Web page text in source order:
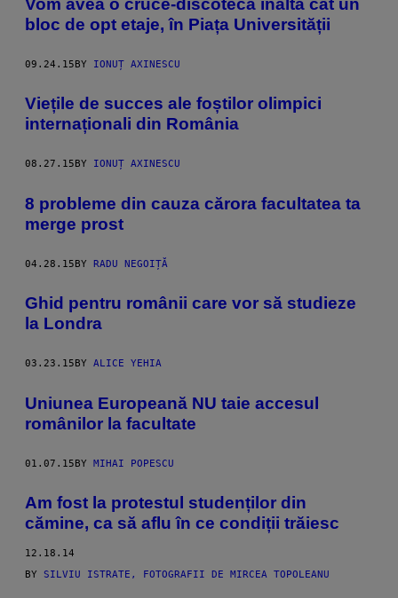
Vom avea o cruce-discotecă înaltă cât un
bloc de opt etaje, în Piața Universității
09.24.15BY IONUȚ AXINESCU
Viețile de succes ale foștilor olimpici
internaționali din România
08.27.15 BY IONUȚ AXINESCU
8 probleme din cauza cărora facultatea ta
merge prost
04.28.15BY RADU NEGOIȚĂ
Ghid pentru românii care vor să studieze
la Londra
03.23.15 BY ALICE YEHIA
Uniunea Europeană NU taie accesul
românilor la facultate
01.07.15BY MIHAI POPESCU
Am fost la protestul studenților din
cămine, ca să aflu în ce condiții trăiesc
12.18.14
BY SILVIU ISTRATE, FOTOGRAFII DE MIRCEA TOPOLEANU